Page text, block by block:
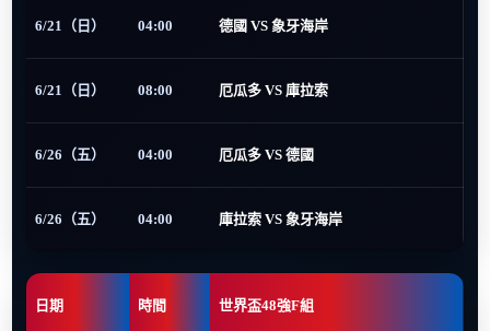
6/21（日） 04:00 德國 VS 象牙海岸
6/21（日） 08:00 厄瓜多 VS 庫拉索
6/26（五） 04:00 厄瓜多 VS 德國
6/26（五） 04:00 庫拉索 VS 象牙海岸
日期 時間 世界盃48強F組